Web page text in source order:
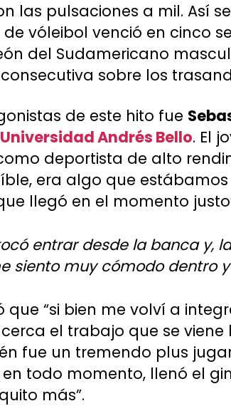
las pulsaciones a mil. Así
vóleibol venció en cinco
del Sudamericano
sobre los
de este hito fue
Andrés Bello. El
deportista de alto
era algo que
llegó en el momento
entrar desde la banca y,
siento muy cómodo dentro
que “si bien me volví a
el trabajo que se
fue un tremendo plus
todo momento, llenó el
más”.